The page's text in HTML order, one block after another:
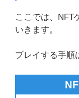
ここでは、NFT
いきます。
プレイする手順